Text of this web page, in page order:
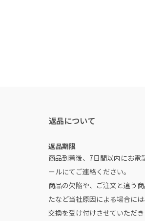
返品について
返品期限
商品到着後、7日間以内にお電
ールにてご連絡ください。
商品の欠陥や、ご注文と違う
たなど当社原因による場合には
交換を受け付けさせていただき